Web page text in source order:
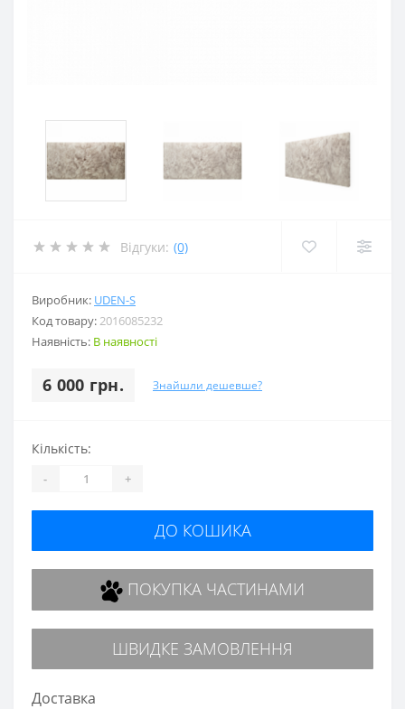
Відгуки: (0)
Виробник: UDEN-S
Код товару:2016085232
Наявність: В наявності
6 000 грн. Знайшли дешевше?
Кількість:
- +
ДО КОШИКА
ПОКУПКА ЧАСТИНАМИ
ШВИДКЕ ЗАМОВЛЕННЯ
Доставка